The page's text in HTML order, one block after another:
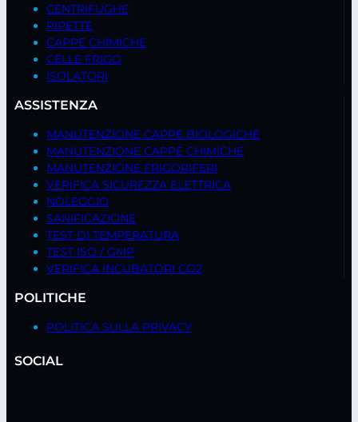
CENTRIFUGHE
PIPETTE
CAPPE CHIMICHE
CELLE FRIGO
ISOLATORI
ASSISTENZA
MANUTENZIONE CAPPE BIOLOGICHE
MANUTENZIONE CAPPE CHIMICHE
MANUTENZIONE FRIGORIFERI
VERIFICA SICUREZZA ELETTRICA
NOLEGGIO
SANIFICAZIONE
TEST DI TEMPERATURA
TEST ISO / GMP
VERIFICA INCUBATORI CO2
POLITICHE
POLITICA SULLA PRIVACY
SOCIAL